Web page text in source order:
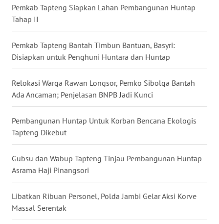
Pemkab Tapteng Siapkan Lahan Pembangunan Huntap
Tahap II
Pemkab Tapteng Bantah Timbun Bantuan, Basyri:
Disiapkan untuk Penghuni Huntara dan Huntap
Relokasi Warga Rawan Longsor, Pemko Sibolga Bantah
Ada Ancaman; Penjelasan BNPB Jadi Kunci
Pembangunan Huntap Untuk Korban Bencana Ekologis
Tapteng Dikebut
Gubsu dan Wabup Tapteng Tinjau Pembangunan Huntap
Asrama Haji Pinangsori
Libatkan Ribuan Personel, Polda Jambi Gelar Aksi Korve
Massal Serentak
WN
WN
MALUT
DAIRI
WN
DANAU
TOBA
WN
NIAS
WN
LANGKAT